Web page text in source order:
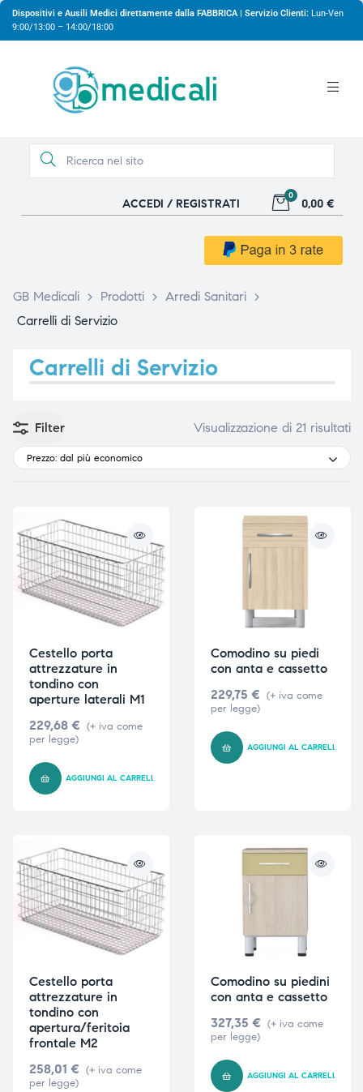
Dispositivi e Ausili Medici direttamente dalla FABBRICA | Servizio Clienti: Lun-Ven
9:00/13:00 – 14:00/18:00
ACCEDI / REGISTRATI
0
0,00 €
GB Medicali > Prodotti > Arredi Sanitari
>
Carrelli di Servizio
Carrelli di Servizio
Filter Visualizzazione di 21 risultati
Prezzo: dal più economico
Cestello porta
attrezzature in
tondino con
aperture laterali M1
229,68 € (+ iva come
per legge)
AGGIUNGI AL CARRELLO
Comodino su piedi
con anta e cassetto
229,75 € (+ iva come
per legge)
AGGIUNGI AL CARRELLO
Cestello porta
attrezzature in
tondino con
apertura/feritoia
frontale M2
258,01 € (+ iva come
per legge)
Comodino su piedini
con anta e cassetto
327,35 € (+ iva come
per legge)
AGGIUNGI AL CARRELLO